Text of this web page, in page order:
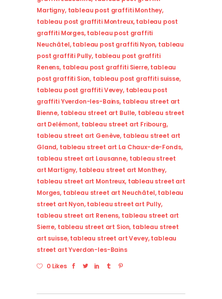
Martigny, tableau post graffiti Monthey,
tableau post graffiti Montreux,tableau post
graffiti Morges,tableau post graffiti
Neuchâtel,tableau post graffiti Nyon, tableau
post graffiti Pully, tableau post graffiti
Renens, tableau post graffiti Sierre,tableau
post graffiti Sion, tableau post graffiti suisse,
tableau post graffiti Vevey, tableau post
graffiti Yverdon-les-Bains, tableau street art
Bienne, tableau street art Bulle, tableau street
art Delémont, tableau street art Fribourg,
tableau street art Genève, tableau street art
Gland, tableau street art La Chaux-de-Fonds,
tableau street art Lausanne, tableau street
art Martigny, tableau street art Monthey,
tableau street art Montreux, tableau street art
Morges, tableau street art Neuchâtel,tableau
street art Nyon,tableau street art Pully,
tableau street art Renens, tableau street art
Sierre, tableau street art Sion, tableau street
art suisse,tableau street art Vevey,tableau
street art Yverdon-les-Bains
0 Likes